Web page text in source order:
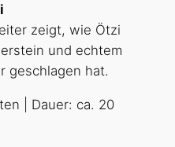
zeigt, wie Ötzi
und echtem
geschlagen hat.
| Dauer: ca. 20